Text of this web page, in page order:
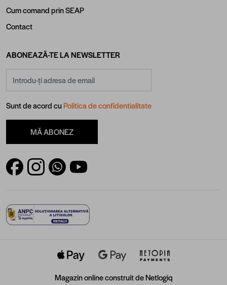
Cum comand prin SEAP
Contact
ABONEAZĂ-TE LA NEWSLETTER
Sunt de acord cuPolitica de confidentialitate
MĂ ABONEZ
Magazin online construit deNetlogiq